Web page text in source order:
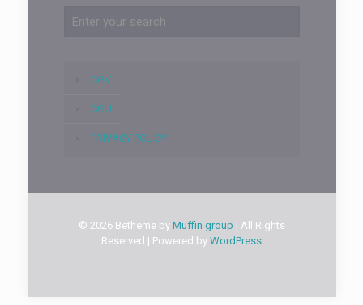
CGV
CGU
PRIVACY POLICY
© 2026 Betheme by Muffin group | All Rights
Reserved | Powered by WordPress